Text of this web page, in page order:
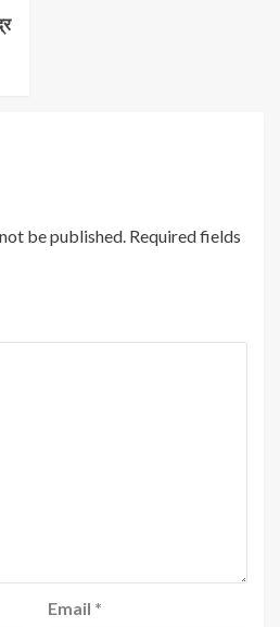
be published. Required fields
Email *